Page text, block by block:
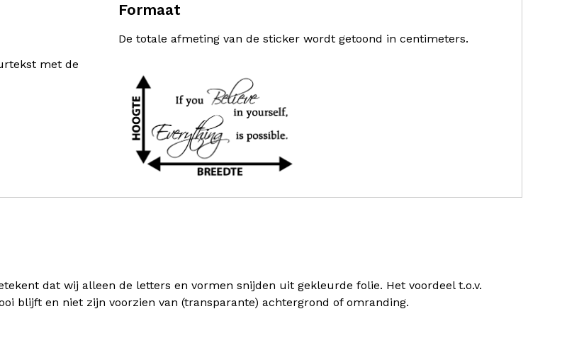
met de
Formaat
De totale afmeting van de sticker wordt getoond in centimeters.
dat wij alleen de letters en vormen snijden uit gekleurde folie. Het voordeel t.o.v.
blijft en niet zijn voorzien van (transparante) achtergrond of omranding.